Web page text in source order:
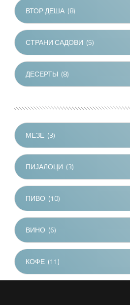
ВТОР ДЕША (8)
СТРАНИ САДОВИ (5)
ДЕСЕРТЫ (8)
МЕЗЕ (3)
ПИЈАЛОЦИ (3)
ПИВО (10)
ВИНО (6)
КОФЕ (11)